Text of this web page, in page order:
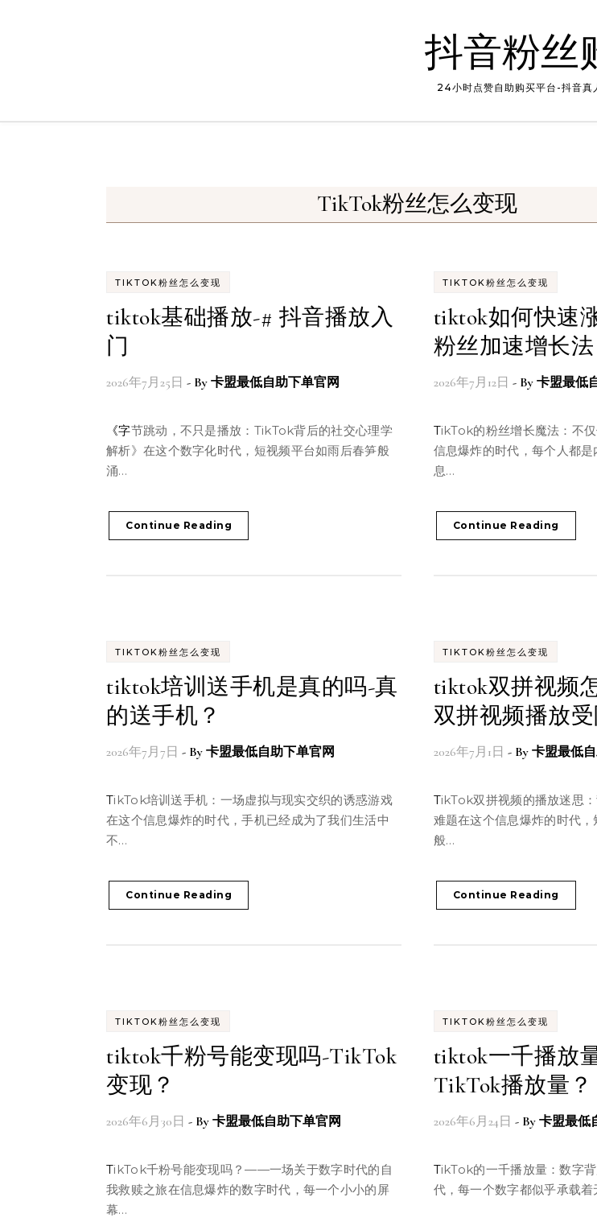
抖音粉丝
24小时点赞自助购买平台-抖音真
TikTok粉丝怎么变现
TIKTOK粉丝怎么变现
tiktok基础播放-# 抖音播放入
门
2026年7月25日 - By 卡盟最低自助下单官网
《字节跳动，不只是播放：TikTok背后的社交心理学
解析》在这个数字化时代，短视频平台如雨后春笋般
涌…
Continue Reading
TIKTOK粉丝怎么变现
tiktok如何快速
粉丝加速增长法
2026年7月12日 - By 卡盟最低
TikTok的粉丝增长魔法：不仅仅是算法的游戏在这个
信息爆炸的时代，每个人都
息…
Continue Reading
TIKTOK粉丝怎么变现
tiktok培训送手机是真的吗-真
的送手机？
2026年7月7日 - By 卡盟最低自助下单官网
TikTok培训送手机：一场虚拟与现实交织的诱惑游戏
在这个信息爆炸的时代，手机已经成为了我们生活中
不…
Continue Reading
TIKTOK粉丝怎么变现
tiktok双拼视频
双拼视频播放受
2026年7月1日 - By 卡盟最低
TikTok双拼视频的播放迷思：背后隐藏的不仅是技术
难题在这个信息爆炸的时代
般…
Continue Reading
TIKTOK粉丝怎么变现
tiktok千粉号能变现吗-TikTok
变现？
2026年6月30日 - By 卡盟最低自助下单官网
TikTok千粉号能变现吗？——一场关于数字时代的自
我救赎之旅在信息爆炸的数字时代，每一个小小的屏
幕…
TIKTOK粉丝怎么变现
tiktok一千播放
TikTok播放量？
2026年6月24日 - By 卡盟最低
TikTok的一千播放量：数字背后的故事在这个数字时
代，每一个数字都似乎承载